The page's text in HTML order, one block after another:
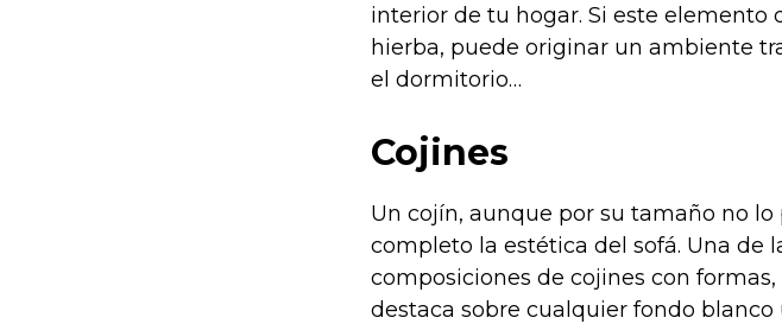
interior de tu hogar. Si este elemento
hierba, puede originar un ambiente
el dormitorio…
Cojines
Un cojín, aunque por su tamaño no
completo la estética del sofá. Una de
composiciones de cojines con
destaca sobre cualquier fondo